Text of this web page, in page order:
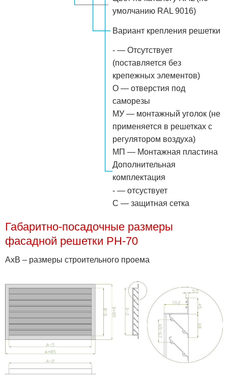
умолчанию RAL 9016)
Вариант крепления решетки
- — Отсутствует
(поставляется без
крепежных элементов)
О — отверстия под
саморезы
МУ — монтажный уголок (не
применяется в решетках с
регулятором воздуха)
МП — Монтажная пластина
Дополнительная
комплектация
- — отсуствует
С — защитная сетка
Габаритно-посадочные размеры
фасадной решетки РН-70
АхВ – размеры строительного проема